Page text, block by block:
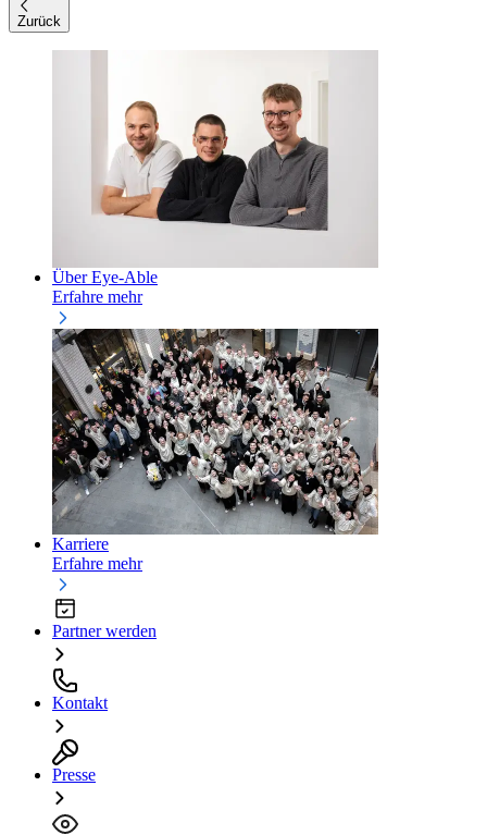
Zurück
Über Eye-Able
Erfahre mehr
Karriere
Erfahre mehr
Partner werden
Kontakt
Presse